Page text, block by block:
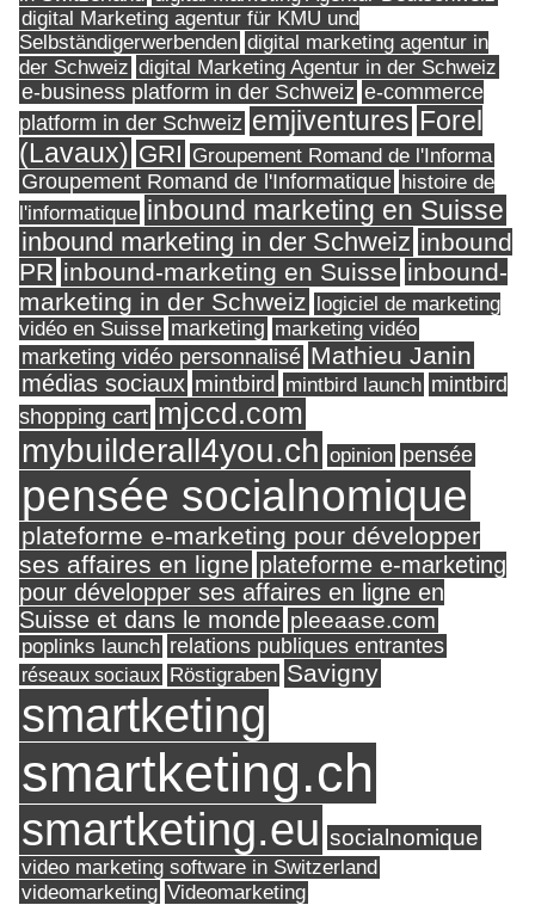
digital Marketing agentur für KMU und
Selbständigerwerbenden digital marketing agentur in
der Schweiz digital Marketing Agentur in der Schweiz
e-business platform in der Schweiz e-commerce
platform in der Schweiz emjiventures Forel
(Lavaux) GRI Groupement Romand de l'Informa
Groupement Romand de l'Informatique histoire de
l'informatique inbound marketing en Suisse
inbound marketing in der Schweiz inbound
PR inbound-marketing en Suisse inbound-
marketing in der Schweiz logiciel de marketing
vidéo en Suisse marketing marketing vidéo
marketing vidéo personnalisé Mathieu Janin
médias sociaux mintbird mintbird launch mintbird
shopping cart mjccd.com
mybuilderall4you.ch opinion pensée
pensée socialnomique
plateforme e-marketing pour développer
ses affaires en ligne plateforme e-marketing
pour développer ses affaires en ligne en
Suisse et dans le monde pleeaase.com
poplinks launch relations publiques entrantes
réseaux sociaux Röstigraben Savigny
smartketing
smartketing.ch
smartketing.eu socialnomique
video marketing software in Switzerland
videomarketing Videomarketing